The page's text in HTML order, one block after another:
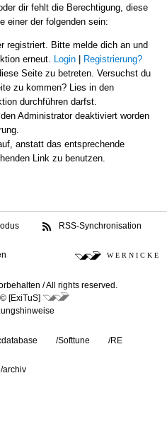
dir fehlt die Berechtigung, diese
einer der folgenden sein:
registriert. Bitte melde dich an und
erneut.
Login|
Registrierung?
Seite zu betreten. Versuchst du
zu kommen? Lies in den
durchführen darfst.
Administrator deaktiviert worden
anstatt das entsprechende
Link zu benutzen.
RSS-Synchronisation
W E R N I C K E
/All rights reserved.
[ExiTuS]
/Softtune /RE
/archiv